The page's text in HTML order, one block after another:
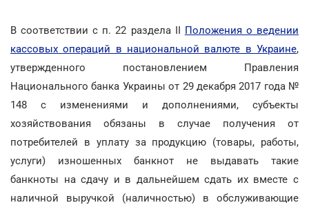
В соответствии с п. 22 раздела ІІ Положения о ведении
кассовых операций в национальной валюте в Украине,
утвержденного постановлением Правления
Национального банка Украины от 29 декабря 2017 года №
148 с изменениями и дополнениями, субъекты
хозяйствования обязаны в случае получения от
потребителей в уплату за продукцию (товары, работы,
услуги) изношенных банкнот не выдавать такие
банкноты на сдачу и в дальнейшем сдать их вместе с
наличной выручкой (наличностью) в обслуживающие